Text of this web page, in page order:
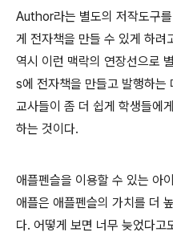
Author라는 별도의 저작도구
게 전자책을 만들 수 있게 하려
역시 이런 맥락의 연장선으로
s에 전자책을 만들고 발행하는
교사들이 좀 더 쉽게 학생들에
하는 것이다.
애플펜슬을 이용할 수 있는 아
애플은 애플펜슬의 가치를 더
다. 어떻게 보면 너무 늦었다고